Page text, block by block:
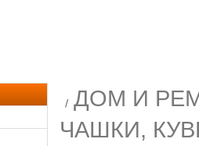
ДОМ И
ЧАШКИ,